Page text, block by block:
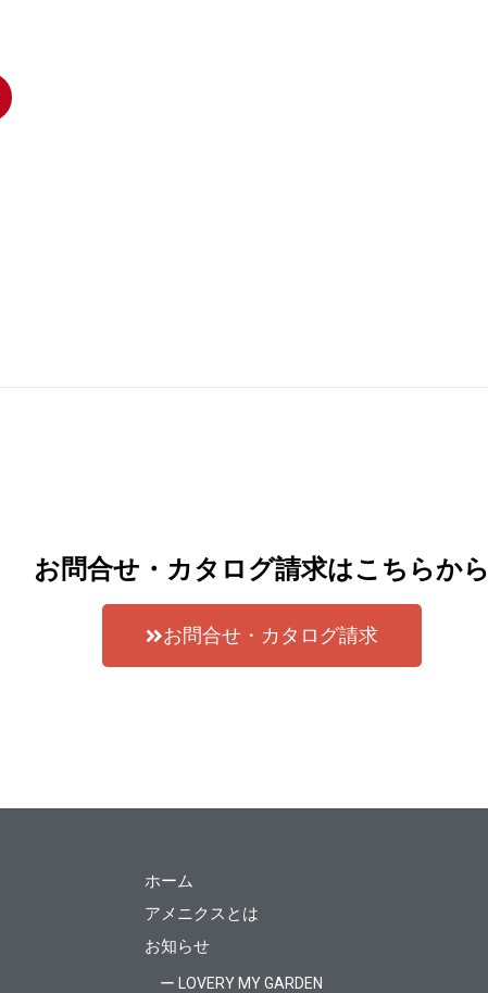
お問合せ・カタログ請求はこちらから
お問合せ・カタログ請求
ホーム
アメニクスとは
お知らせ
ー LOVERY MY GARDEN